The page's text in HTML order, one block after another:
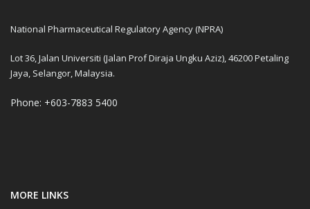
National Pharmaceutical Regulatory Agency (NPRA)
Lot 36, Jalan Universiti (Jalan Prof Diraja Ungku Aziz), 46200 Petaling
Jaya, Selangor, Malaysia.
Phone: +603-7883 5400
MORE LINKS